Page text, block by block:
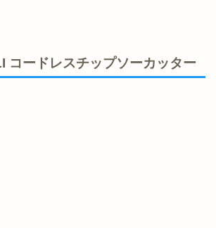
ードレスチップソーカッター